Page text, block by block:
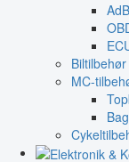
Biltilbehør
MC-